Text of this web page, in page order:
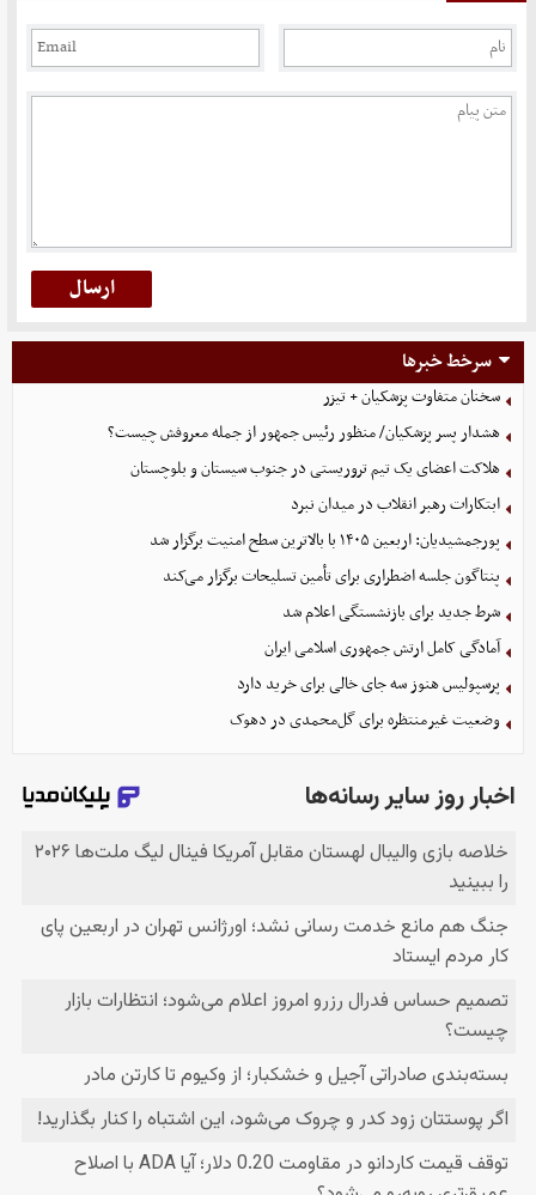
سرخط خبرها
سخنان متفاوت پزشکیان + تیزر
هشدار پسر پزشکیان/ منظور رئیس جمهور از جمله معروفش چیست؟
هلاکت اعضای یک تیم تروریستی در جنوب سیستان و بلوچستان
ابتکارات رهبر انقلاب در میدان نبرد
پورجمشیدیان: اربعین ۱۴۰۵ با بالاترین سطح امنیت برگزار شد
پنتاگون جلسه اضطراری برای تأمین تسلیحات برگزار می‌کند
شرط جدید برای بازنشستگی اعلام شد
آمادگی کامل ارتش جمهوری اسلامی ایران
پرسپولیس هنوز سه جای خالی برای خرید دارد
وضعیت غیرمنتظره برای گل‌محمدی در دهوک